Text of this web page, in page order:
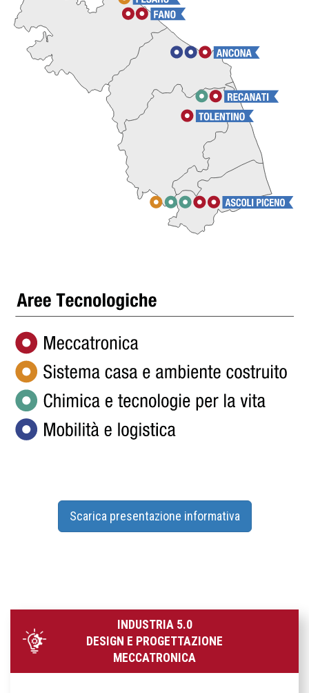
Scarica presentazione informativa
INDUSTRIA 5.0
DESIGN E PROGETTAZIONE
MECCATRONICA